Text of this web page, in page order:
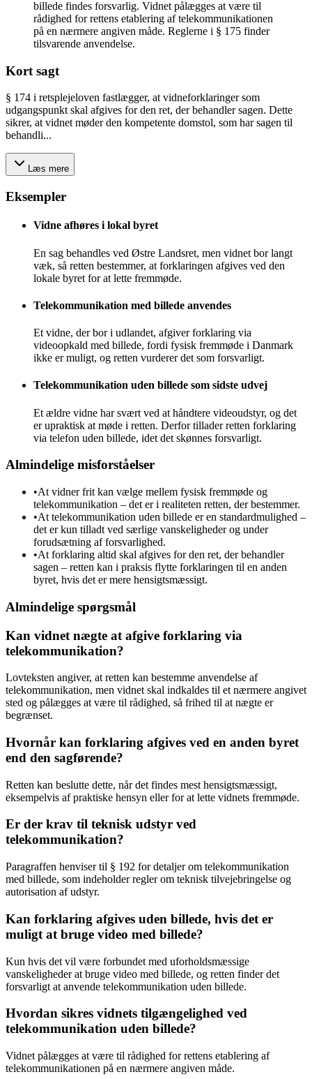
billede findes forsvarlig. Vidnet pålægges at være til
rådighed for rettens etablering af telekommunikationen
på en nærmere angiven måde. Reglerne i § 175 finder
tilsvarende anvendelse.
Kort sagt
§ 174 i retsplejeloven fastlægger, at vidneforklaringer som
udgangspunkt skal afgives for den ret, der behandler sagen. Dette
sikrer, at vidnet møder den kompetente domstol, som har sagen til
behandli...
Læs mere
Eksempler
Vidne afhøres i lokal byret
En sag behandles ved Østre Landsret, men vidnet bor langt
væk, så retten bestemmer, at forklaringen afgives ved den
lokale byret for at lette fremmøde.
Telekommunikation med billede anvendes
Et vidne, der bor i udlandet, afgiver forklaring via
videoopkald med billede, fordi fysisk fremmøde i Danmark
ikke er muligt, og retten vurderer det som forsvarligt.
Telekommunikation uden billede som sidste udvej
Et ældre vidne har svært ved at håndtere videoudstyr, og det
er upraktisk at møde i retten. Derfor tillader retten forklaring
via telefon uden billede, idet det skønnes forsvarligt.
Almindelige misforståelser
•At vidner frit kan vælge mellem fysisk fremmøde og
telekommunikation – det er i realiteten retten, der bestemmer.
•At telekommunikation uden billede er en standardmulighed –
det er kun tilladt ved særlige vanskeligheder og under
forudsætning af forsvarlighed.
•At forklaring altid skal afgives for den ret, der behandler
sagen – retten kan i praksis flytte forklaringen til en anden
byret, hvis det er mere hensigtsmæssigt.
Almindelige spørgsmål
Kan vidnet nægte at afgive forklaring via
telekommunikation?
Lovteksten angiver, at retten kan bestemme anvendelse af
telekommunikation, men vidnet skal indkaldes til et nærmere angivet
sted og pålægges at være til rådighed, så frihed til at nægte er
begrænset.
Hvornår kan forklaring afgives ved en anden byret
end den sagførende?
Retten kan beslutte dette, når det findes mest hensigtsmæssigt,
eksempelvis af praktiske hensyn eller for at lette vidnets fremmøde.
Er der krav til teknisk udstyr ved
telekommunikation?
Paragraffen henviser til § 192 for detaljer om telekommunikation
med billede, som indeholder regler om teknisk tilvejebringelse og
autorisation af udstyr.
Kan forklaring afgives uden billede, hvis det er
muligt at bruge video med billede?
Kun hvis det vil være forbundet med uforholdsmæssige
vanskeligheder at bruge video med billede, og retten finder det
forsvarligt at anvende telekommunikation uden billede.
Hvordan sikres vidnets tilgængelighed ved
telekommunikation uden billede?
Vidnet pålægges at være til rådighed for rettens etablering af
telekommunikationen på en nærmere angiven måde.